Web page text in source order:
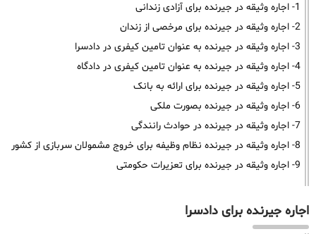
1- اجاره وثیقه در جیرنده برای آزادی زندانی
2- اجاره وثیقه در جیرنده برای مرخصی از زندان
3- اجاره وثیقه در جیرنده به عنوان تامین کیفری در دادسرا
4- اجاره وثیقه در جیرنده به عنوان تامین کیفری در دادگاه
5- اجاره وثیقه در جیرنده برای ارائه به بانک
6- اجاره وثیقه در جیرنده بصورت ملکی
7- اجاره وثیقه در جیرنده در حوادث رانندگی
8- اجاره وثیقه در جیرنده نظام وظیفه برای خروج مشمولان سربازی از کشور
9- اجاره وثیقه در جیرنده برای تعزیرات حکومتی
اجاره جیرنده برای دادسرا